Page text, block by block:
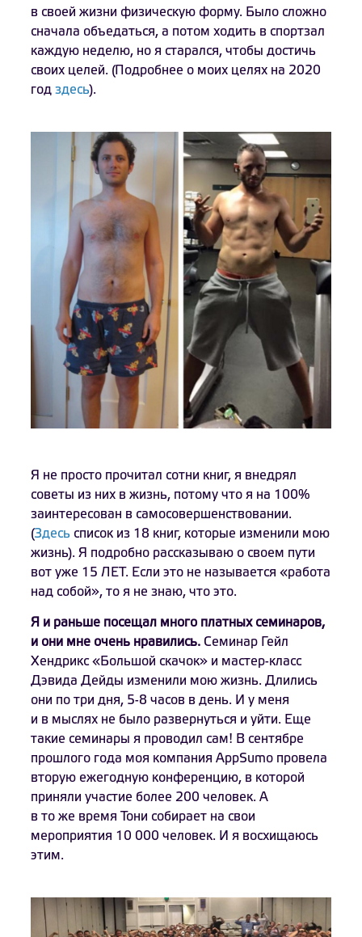
в своей жизни физическую форму. Было сложно
сначала объедаться, а потом ходить в спортзал
каждую неделю, но я старался, чтобы достичь
своих целей. (Подробнее о моих целях на 2020
год здесь).
Я не просто прочитал сотни книг, я внедрял
советы из них в жизнь, потому что я на 100%
заинтересован в самосовершенствовании.
(Здесь список из 18 книг, которые изменили мою
жизнь). Я подробно рассказываю о своем пути
вот уже 15 ЛЕТ. Если это не называется «работа
над собой», то я не знаю, что это.
Я и раньше посещал много платных семинаров,
и они мне очень нравились. Семинар Гейл
Хендрикс «Большой скачок» и мастер-класс
Дэвида Дейды изменили мою жизнь. Длились
они по три дня, 5-8 часов в день. И у меня
и в мыслях не было развернуться и уйти. Еще
такие семинары я проводил сам! В сентябре
прошлого года моя компания AppSumo провела
вторую ежегодную конференцию, в которой
приняли участие более 200 человек. А
в то же время Тони собирает на свои
мероприятия 10 000 человек. И я восхищаюсь
этим.